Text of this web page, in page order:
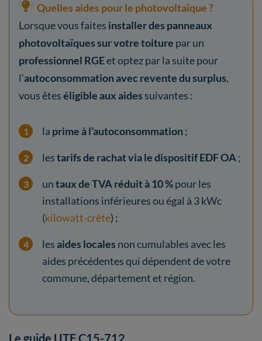
Quelles aides pour le photovoltaïque ?
Lorsque vous faites installer des panneaux
photovoltaïques sur votre toiture par un
professionnel RGEet optez par la suite pour
l’autoconsommation avec revente du surplus,
vous êteséligible aux aides suivantes :
la prime à l’autoconsommation;
lestarifs de rachat via le dispositif EDF OA ;
untaux de TVA réduit à 10 %pour les
installations inférieures ou égal à 3 kWc
(kilowatt-crête) ;
lesaides locales non cumulables avec les
aides précédentes qui dépendent de votre
commune, département et région.
Le guide UTE C15-712